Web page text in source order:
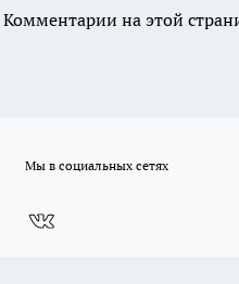
Комментарии на этой
Мы в социальных сетях